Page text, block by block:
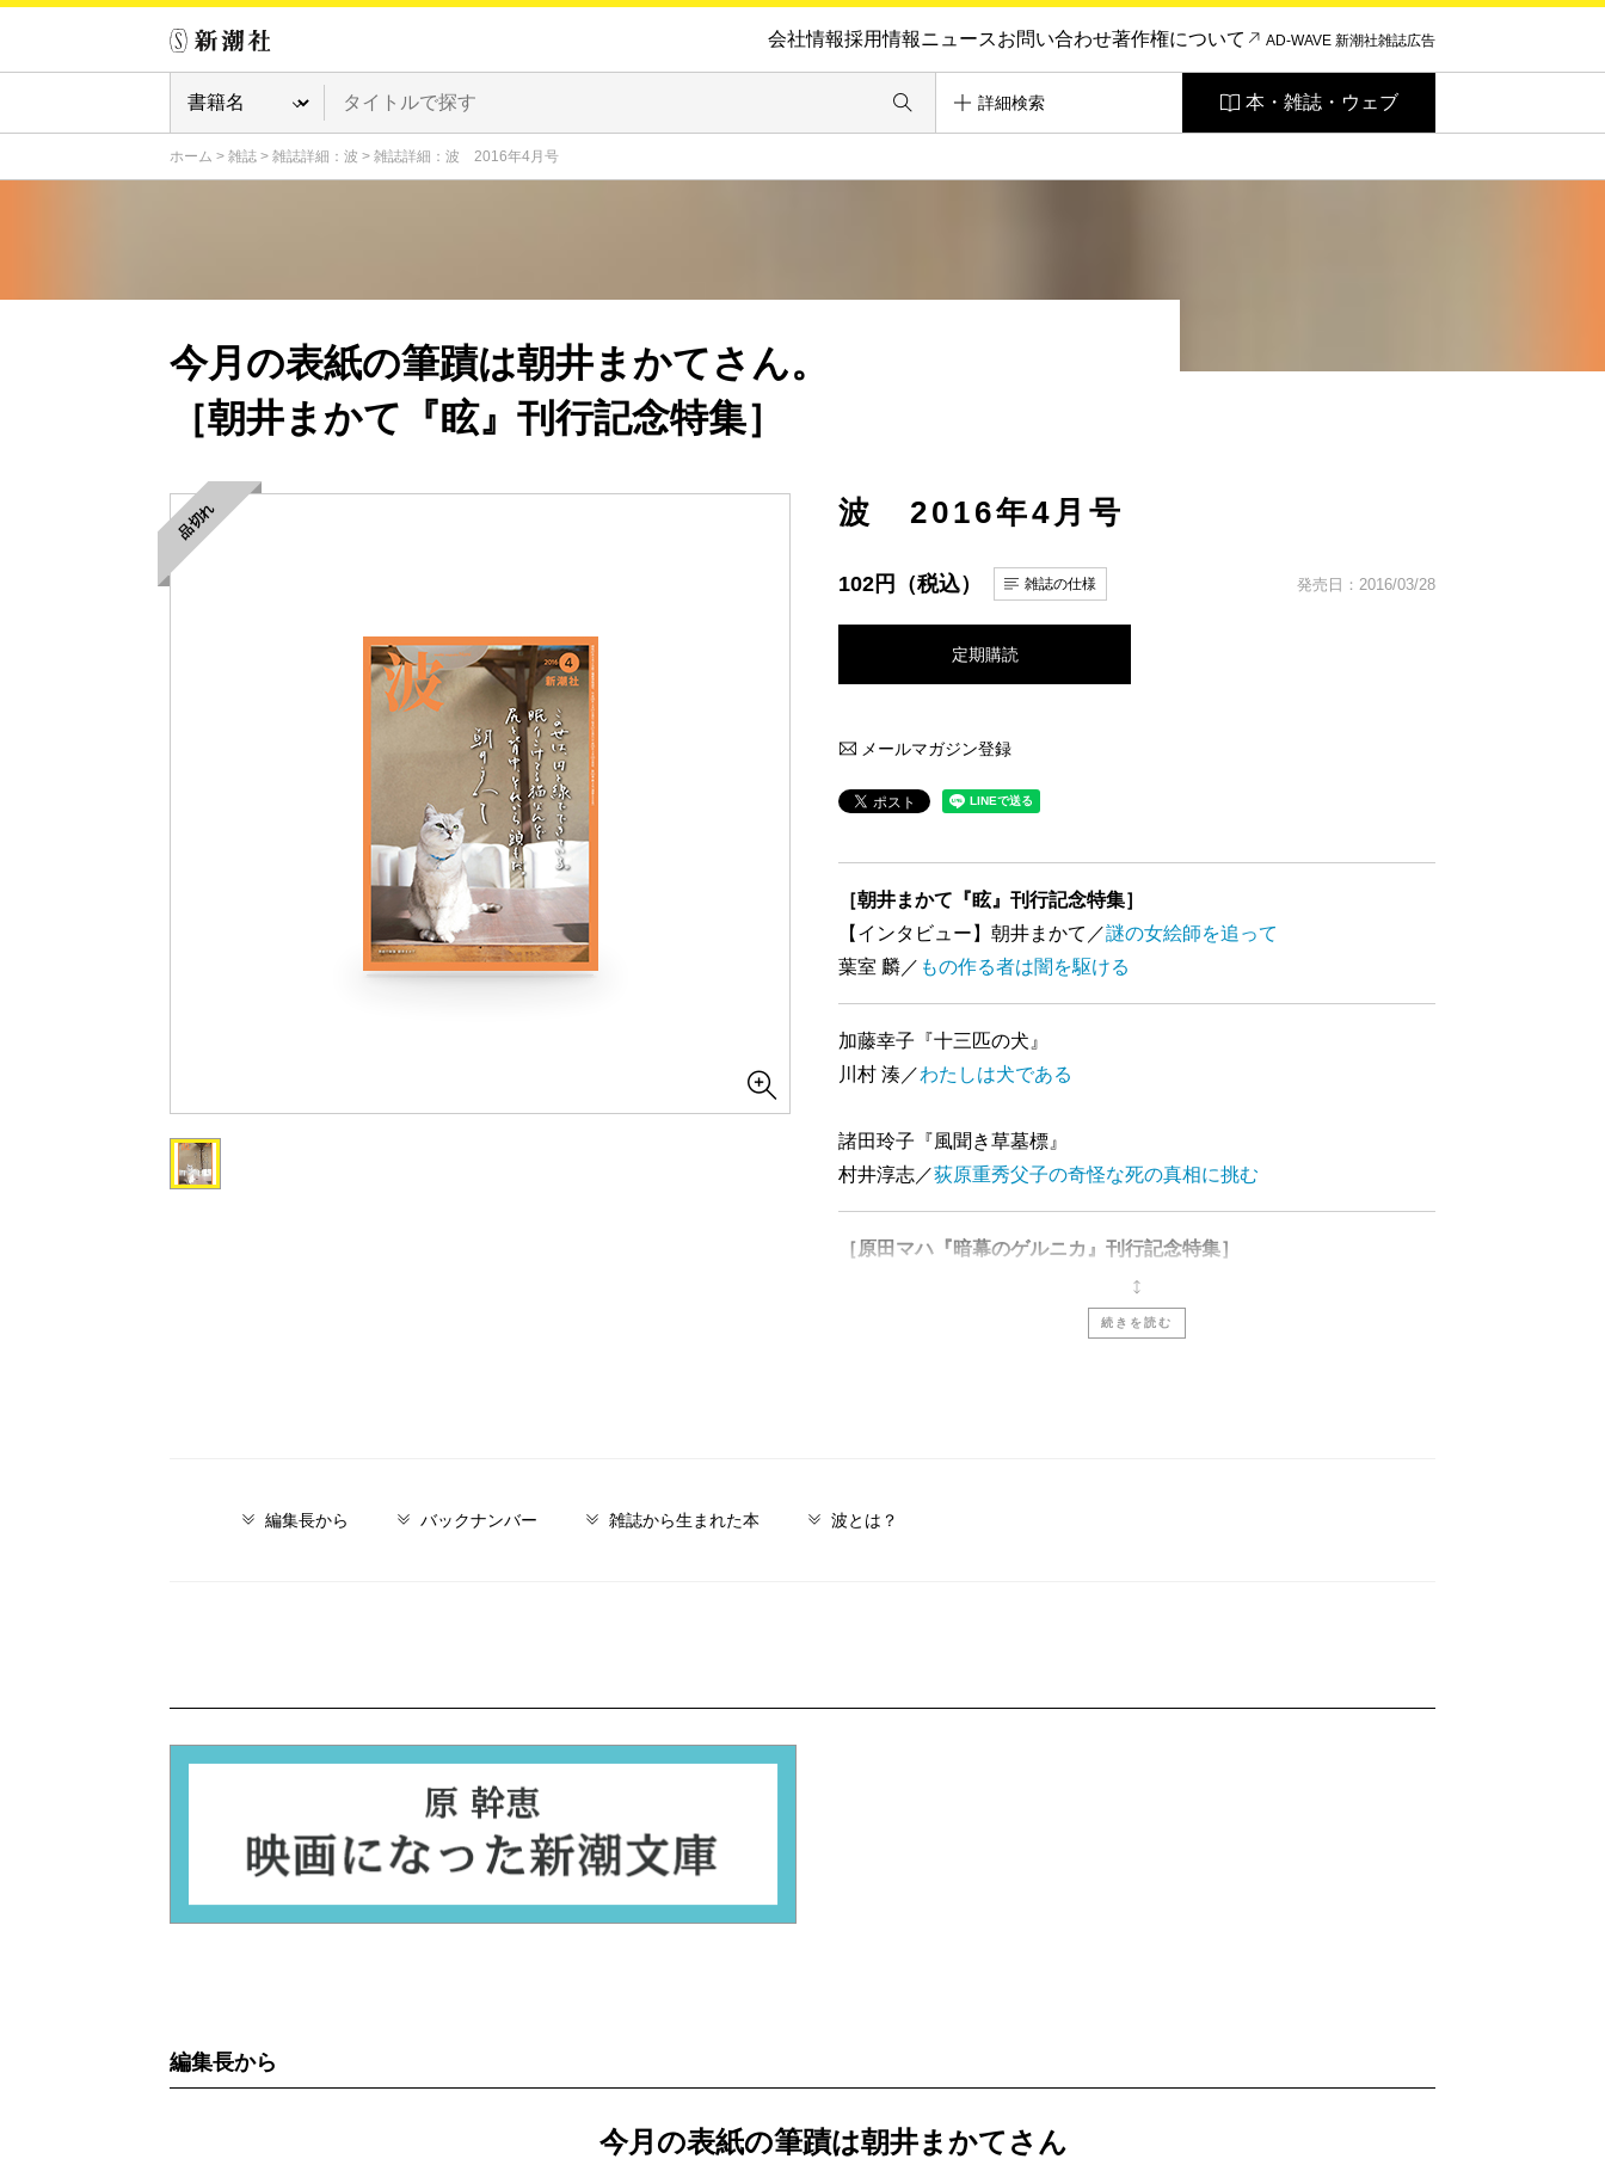
会社情報採用情報ニュースお問い合わせ著作権について AD-WAVE 新潮社雑誌広告
詳細検索 本・雑誌・ウェブ
ホーム > 雑誌 > 雑誌詳細：波 > 雑誌詳細：波 2016年4月号
今月の表紙の筆蹟は朝井まかてさん。
［朝井まかて『眩』刊行記念特集］
品切れ 波 2016年4月号
102円（税込） 雑誌の仕様 発売日：2016/03/28
定期購読
メールマガジン登録
［朝井まかて『眩』刊行記念特集］
【インタビュー】朝井まかて／謎の女絵師を追って
葉室 麟／ もの作る者は闇を駆ける
加藤幸子『十三匹の犬』
川村 湊／わたしは犬である
諸田玲子『風聞き草墓標』
村井淳志／荻原重秀父子の奇怪な死の真相に挑む
［原田マハ『暗幕のゲルニカ』刊行記念特集］
「暗幕のゲルニカ事件」が伝えたもの
ピカソをめぐる壮大な美術ドラマ
村上貴史／
南沢奈央／あなたは何を守りますか
広岡裕児『ＥＵ騒乱―テロと右傾化の次に来るもの―』
続きを読む
編集長から バックナンバー 雑誌から生まれた本 波とは？
編集長から
今月の表紙の筆蹟は朝井まかてさん